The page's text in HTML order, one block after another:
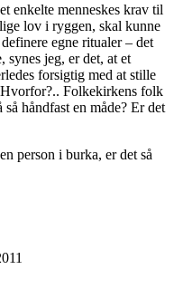
enkelte menneskes krav til
lov i ryggen, skal kunne
egne ritualer – det
jeg, er det, at et
forsigtig med at stille
Folkekirkens folk
håndfast en måde? Er det
person i burka, er det så